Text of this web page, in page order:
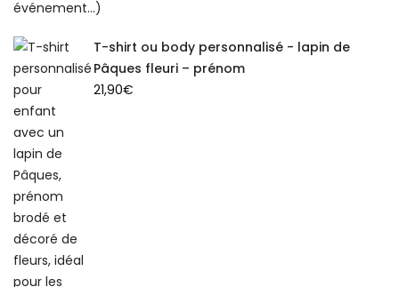
T-shirt ou body personnalisé - lapin de
Pâques fleuri – prénom
21,90€